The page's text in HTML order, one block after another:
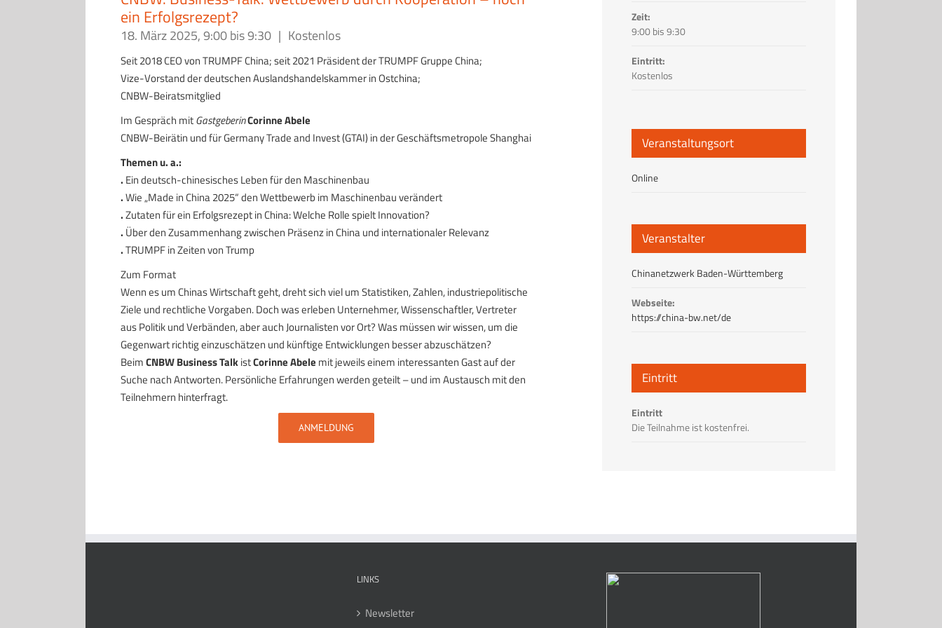
ein Erfolgsrezept?
18. März 2025, 9:00bis9:30 | Kostenlos
Seit 2018 CEO von TRUMPF China; seit 2021 Präsident der TRUMPF Gruppe China;
Vize-Vorstand der deutschen Auslandshandelskammer in Ostchina;
CNBW-Beiratsmitglied
Im Gespräch mitGastgeberinCorinne Abele
CNBW-Beirätin und für Germany Trade and Invest (GTAI) in der Geschäftsmetropole Shanghai
Themen u. a.:
. Ein deutsch-chinesisches Leben für den Maschinenbau
.Wie „Made in China 2025“ den Wettbewerb im Maschinenbau verändert
.Zutaten für ein Erfolgsrezept in China: Welche Rolle spielt Innovation?
. Über den Zusammenhang zwischen Präsenz in China und internationaler Relevanz
.TRUMPF in Zeiten von Trump
Zum Format
Wenn es um Chinas Wirtschaft geht, dreht sich viel um Statistiken, Zahlen, industriepolitische
Ziele und rechtliche Vorgaben. Doch was erleben Unternehmer, Wissenschaftler, Vertreter
aus Politik und Verbänden, aber auch Journalisten vor Ort? Was müssen wir wissen, um die
Gegenwart richtig einzuschätzen und künftige Entwicklungen besser abzuschätzen?
BeimCNBW Business TalkistCorinne Abele mit jeweils einem interessanten Gast auf der
Suche nach Antworten. Persönliche Erfahrungen werden geteilt – und im Austausch mit den
Teilnehmern hinterfragt.
ANMELDUNG
Zeit:
9:00 bis 9:30
Eintritt:
Kostenlos
Veranstaltungsort
Online
Veranstalter
Chinanetzwerk Baden-Württemberg
Webseite:
https://china-bw.net/de
Eintritt
Eintritt
Die Teilnahme ist kostenfrei.
LINKS
Newsletter